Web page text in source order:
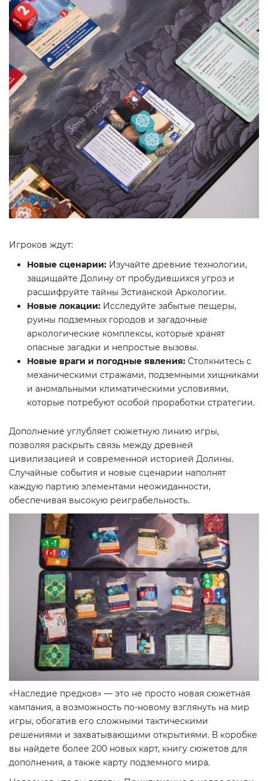
Игроков ждут:
Новые сценарии: Изучайте древние технологии,
защищайте Долину от пробудившихся угроз и
расшифруйте тайны Эстианской Аркологии.
Новые локации: Исследуйте забытые пещеры,
руины подземных городов и загадочные
аркологические комплексы, которые хранят
опасные загадки и непростые вызовы.
Новые враги и погодные явления: Столкнитесь с
механическими стражами, подземными хищниками
и аномальными климатическими условиями,
которые потребуют особой проработки стратегии.
Дополнение углубляет сюжетную линию игры,
позволяя раскрыть связь между древней
цивилизацией и современной историей Долины.
Случайные события и новые сценарии наполнят
каждую партию элементами неожиданности,
обеспечивая высокую реиграбельность.
«Наследие предков» — это не просто новая сюжетная
кампания, а возможность по-новому взглянуть на мир
игры, обогатив его сложными тактическими
решениями и захватывающими открытиями. В коробке
вы найдете более 200 новых карт, книгу сюжетов для
дополнения, а также карту подземного мира.